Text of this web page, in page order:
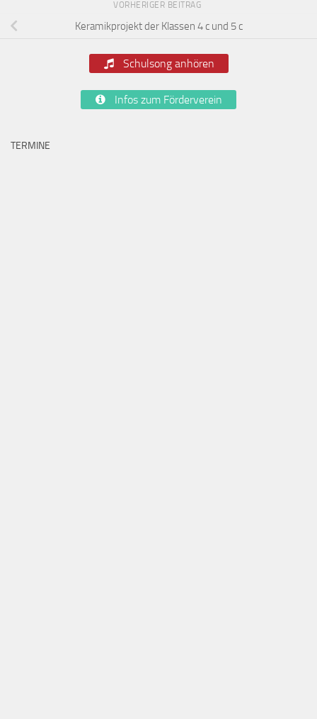
VORHERIGER BEITRAG
Keramikprojekt der Klassen 4 c und 5 c
Schulsong anhören
Infos zum Förderverein
TERMINE